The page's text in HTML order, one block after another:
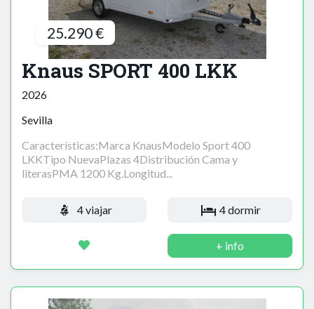
25.290 €
Knaus SPORT 400 LKK
2026
Sevilla
Características:Marca KnausModelo Sport 400
LKKTipo NuevaPlazas 4Distribución Cama y
literasPMA 1200 Kg.Longitud...
4 viajar 4 dormir
+ info